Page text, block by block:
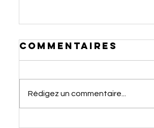
Rêver de se
Commentaires
Rédigez un commentaire...